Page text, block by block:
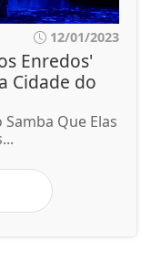
12/01/2023
Enredos'
Cidade do
Que Elas